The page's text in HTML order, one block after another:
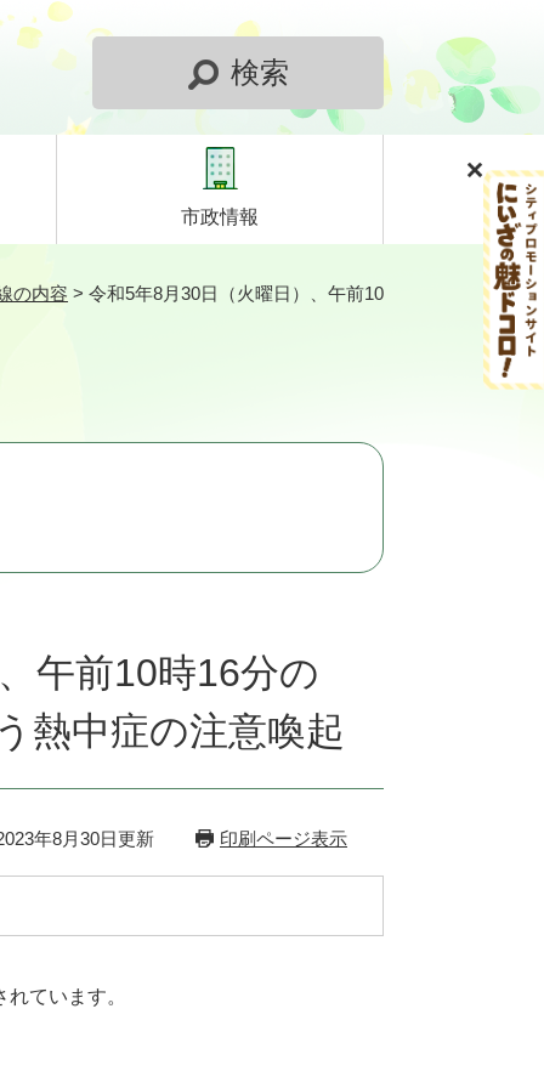
検索
市政情報
の内容 > 令和5年8月30日（火曜日）、午前10
午前10時16分の
熱中症の注意喚起
年8月30日更新 印刷ページ表示
ています。